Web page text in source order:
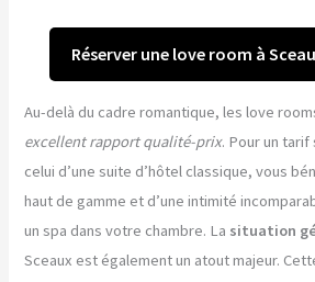
Réserver une love room à
Au-delà du cadre romantique, les love
excellent rapport qualité-prix. Pour un
celui d’une suite d’hôtel classique, vous
haut de gamme et d’une intimité
un spa dans votre chambre. La situation
Sceaux est également un atout majeur.